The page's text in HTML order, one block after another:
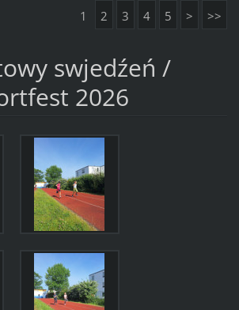
1 2 3 4 5 > >>
swjedźeń /
2026